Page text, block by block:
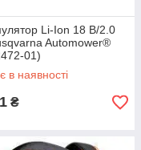
Li-Ion 18 В/2.0
Automower®
01)
в наявності
₴